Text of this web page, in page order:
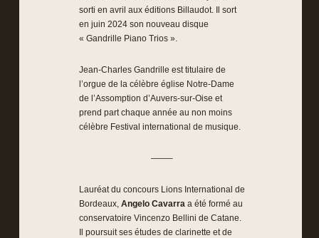
sorti en avril aux éditions Billaudot. Il sort
en juin 2024 son nouveau disque
« Gandrille Piano Trios ».
Jean-Charles Gandrille est titulaire de
l’orgue de la célèbre église Notre-Dame
de l’Assomption d’Auvers-sur-Oise et
prend part chaque année au non moins
célèbre Festival international de musique.
——–
Lauréat du concours Lions International de
Bordeaux, Angelo Cavarra a été formé au
conservatoire Vincenzo Bellini de Catane.
Il poursuit ses études de clarinette et de